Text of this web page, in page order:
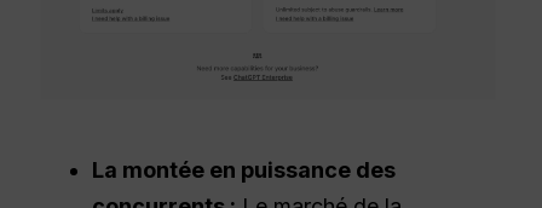
La montée en puissance des